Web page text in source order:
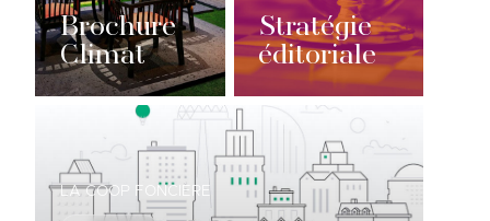
Brochure
Climat
Stratégie
éditoriale
LA COOP FONCIÈRE